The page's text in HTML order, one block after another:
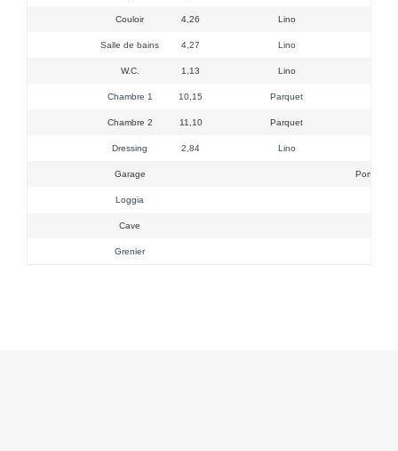
Couloir 4,26 Lino
Salle de bains 4,27 Lino
W.C. 1,13 Lino
Chambre 1 10,15 Parquet
Chambre 2 11,10 Parquet
Dressing 2,84 Lino
Garage Porte
Loggia
Cave
Grenier